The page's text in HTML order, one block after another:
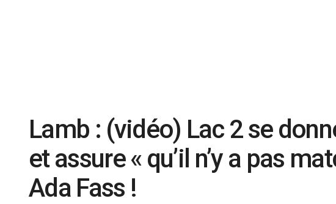
Lamb : (vidéo) Lac 2 se
et assure « qu’il n’y a pas
Ada Fass !